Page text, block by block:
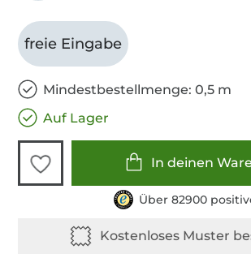
freie Eingabe
Mindestbestellmenge: 0,5 m
Auf Lager
In deinen
Über 82900